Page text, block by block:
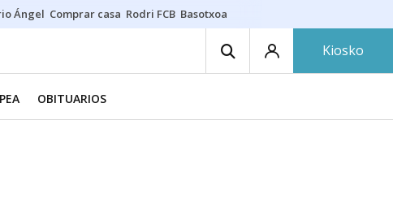
Ángel Comprar casa Rodri FCB Basotxoa
Kiosko
OBITUARIOS